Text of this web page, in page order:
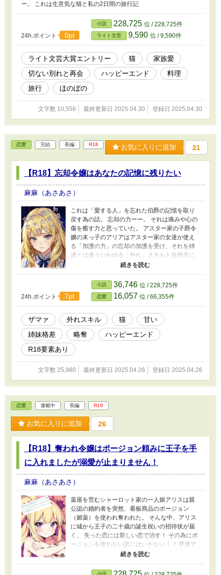
ー。 これは生意気な猫と私の2日間の旅行記
24h.ポイント 0pt
小説 228,725 位 / 228,725件
ライト文芸 9,590 位 / 9,590件
ライト文芸大賞エントリー 猫
家族愛
切ない別れと再会
ハッピーエンド
料理
旅行
ほのぼの
文字数 10,556 最終更新日 2025.04.30 登録日 2025.04.30
恋愛 完結 長編 R18 お気に入りに追加 21
【R18】忘却令嬢はあなたの記憶に残りたい
麻麻（あさあさ）
これは「愛する人」を忘れた伯爵の記憶を取り
戻す為の話。 忘却の力ーー。 それは痛みや心の
傷を癒す力と思っていた。 アスター家の子爵令
嬢の末っ子のアリアはアスター家の女達が使え
る「加護の力」の忘却の加護を受け、それを姉
達とは違ういわゆる「外れ」スキルと自他共に
感じていた。 そんな加護の力を知らない伯爵の
フェリックスがアリアに求婚し、彼の愛猫ミメ
ットが2人の仲をとりもち、加護の力の件も受け
入れられ結ばれるが新婚旅行の行き先を考えて
いた外出先でフェリックスが獣に襲われる。 彼
の傷や痛みを治す為、加護の力を使うがフェリ
ックスはアリアの記憶までをなくしてしまっ
た。 診療所から1人怪我したアリアを残しフェリ
ックスは屋敷に帰る道中、アリアの姉で美の加
護を持つミラに力で魅了されてしまう。 彼はア
リアを思い出す事ができるのか。 これは「愛す
る人」を忘れた伯爵の記憶を取り戻す為の話。
甘いR18あり。 猫がいたり。 歳の差だったりの
お話です。 レーベルに応募したけど落選の為供
シチュやセリフがいつも通りだし色々あります
がザマァ好き。 幸薄令嬢が幸せになるお話好
き。 エロが好きな人に気に入って頂けたら幸せ
です( ^ω^ )
24h.ポイント 7pt
小説 36,746 位 / 228,725件
恋愛 16,057 位 / 66,355件
ザマァ 外れスキル 猫
甘い
姉妹格差
略奪
ハッピーエンド
R18要素あり
文字数 25,980 最終更新日 2025.04.26 登録日 2025.04.26
恋愛 連載中 長編 R18
お気に入りに追加 26
【R18】奪われ令嬢はポージョン頼みに王子を手
に入れましたが溺愛が止まりません！
麻麻（あさあさ）
薬屋を営むシャーロット家の一人娘アリスは親
公認の婚約者を突然、看板商品のポージョン
（媚薬）を使われ奪われた。 そんな中、アリス
に城から王子の二十歳の誕生祝いの招待状が届
く。 失った恋には新しい恋で治す！ その為にポ
ージョンを使わない訳にはいかない！？ 早速ア
リスは王子にそれを使ってみると彼から熱愛さ
れてしまう。 ♡喘ぎありのR18です。R18は3.4
話くらいから
小説